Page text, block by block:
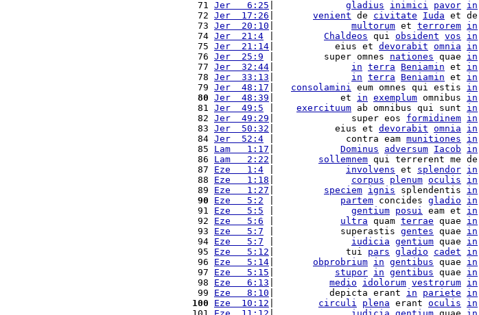
71 Jer   6:25 gladius inimici pavor in
72 Jer  17:26 venient de civitate Iuda et de
73 Jer  20:10 multorum et terrorem in
74 Jer  21:4 Chaldeos qui obsident vos in
75 Jer  21:14 |           eius et devorabit omnia in
76 Jer  25:9 |         super omnes nationes quae in
77 Jer  32:44 in terra Beniamin et in
78 Jer  33:13 in terra Beniamin et in
79 Jer  48:17 consolamini eum omnes qui estis in
80 Jer  48:39 |            et in exemplum omnibus in
81 Jer  49:5 exercituum ab omnibus qui sunt in
82 Jer  49:29 |              super eos formidinem in
83 Jer  50:32 |           eius et devorabit omnia in
84 Jer  52:4 |             contra eam munitiones in
85 Lam   1:17 Dominus adversum Iacob in
86 Lam   2:22 sollemnem qui terrerent me de
87 Eze   1:4 involvens et splendor in
88 Eze   1:18 corpus plenum oculis in
89 Eze   1:27 speciem ignis splendentis in
90
Eze   5:2 partem concides gladio in
91 Eze   5:5 gentium posui eam et in
92 Eze   5:6 ultra quam terrae quae in
93 Eze   5:7 |            superastis gentes quae in
94 Eze   5:7 iudicia gentium quae in
95 Eze   5:12 |             tui pars gladio cadet in
96 Eze   5:14 obprobrium in gentibus quae in
97 Eze   5:15 stupor in gentibus quae in
98 Eze   6:13 medio idolorum vestrorum in
99 Eze   8:10 |          depicta erant in pariete in
100
Eze  10:12 circuli plena erant oculis in